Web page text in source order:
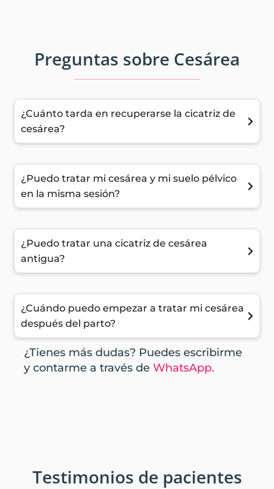
Preguntas sobre Cesárea
¿Cuánto tarda en recuperarse la cicatriz de
cesárea?
¿Puedo tratar mi cesárea y mi suelo pélvico
en la misma sesión?
¿Puedo tratar una cicatriz de cesárea
antigua?
¿Cuándo puedo empezar a tratar mi cesárea
después del parto?
¿Tienes más dudas? Puedes escribirme
y contarme a través de WhatsApp.
Testimonios de pacientes